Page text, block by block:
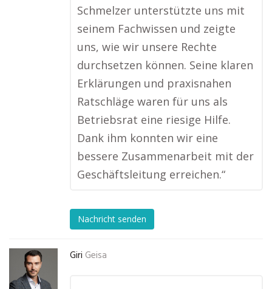
Schmelzer unterstützte uns mit
seinem Fachwissen und zeigte
uns, wie wir unsere Rechte
durchsetzen können. Seine klaren
Erklärungen und praxisnahen
Ratschläge waren für uns als
Betriebsrat eine riesige Hilfe.
Dank ihm konnten wir eine
bessere Zusammenarbeit mit der
Geschäftsleitung erreichen.“
Nachricht senden
Giri Geisa